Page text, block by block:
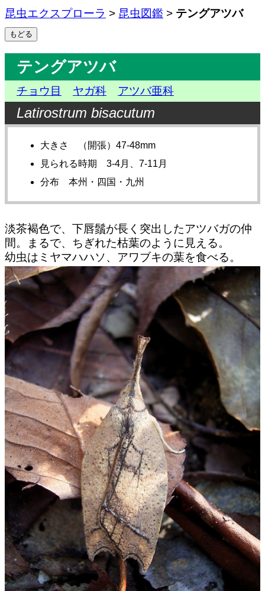
昆虫エクスプローラ > 昆虫図鑑 > テングアツバ
テングアツバ
チョウ目 ヤガ科 アツバ亜科
Latirostrum bisacutum
大きさ （開張）47-48mm
見られる時期 3-4月、7-11月
分布 本州・四国・九州
淡茶褐色で、下唇鬚が長く突出したアツバガの仲
間。まるで、ちぎれた枯葉のように見える。
幼虫はミヤマハハソ、アワブキの葉を食べる。